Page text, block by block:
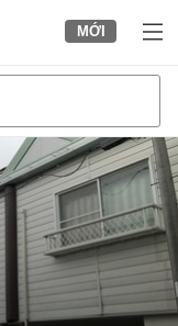
MỚI